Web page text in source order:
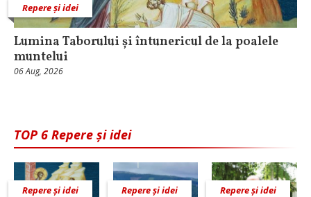
Repere și idei
Lumina Taborului și întunericul de la poalele
muntelui
06 Aug, 2026
TOP 6 Repere și idei
Repere și idei Repere și idei Repere și idei